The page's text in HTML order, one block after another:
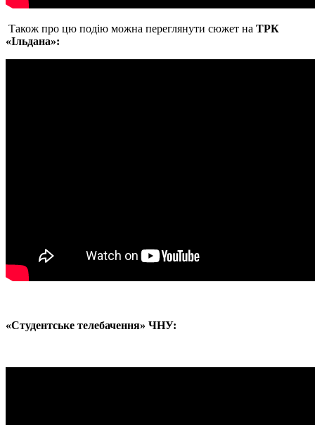
Також про цю подію можна переглянути сюжет на ТРК
«Ільдана»:
«Студентське телебачення» ЧНУ: